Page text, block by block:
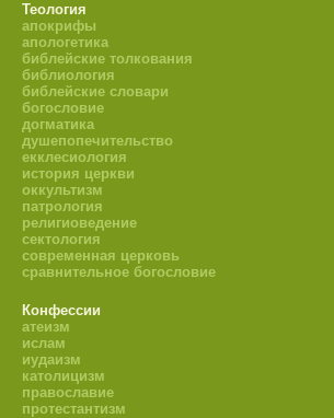
Теология
апокрифы
апологетика
библейские толкования
библиология
библейские словари
богословие
догматика
душепопечительство
екклесиология
история церкви
оккультизм
патрология
религиоведение
сектология
современная церковь
сравнительное богословие
Конфессии
атеизм
ислам
иудаизм
католицизм
православие
протестантизм